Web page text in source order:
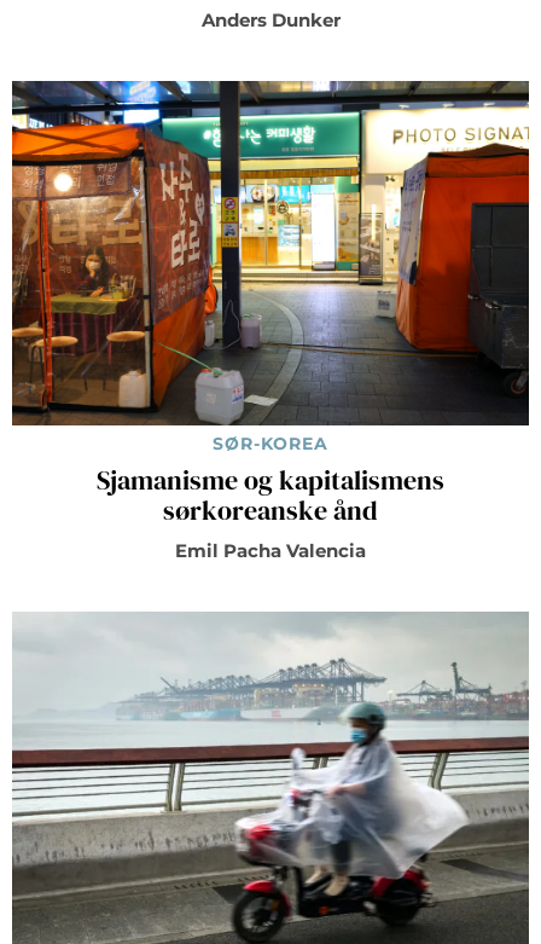
Anders Dunker
SØR-KOREA
Sjamanisme og kapitalismens
sørkoreanske ånd
Emil Pacha Valencia